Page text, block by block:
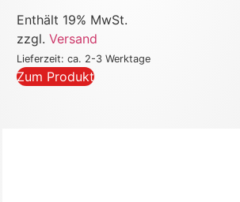
Enthält 19% MwSt.
zzgl.Versand
Lieferzeit: ca. 2-3 Werktage
Zum Produkt